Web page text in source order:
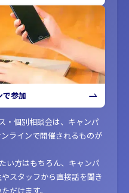
で参加
・個別相談会は、キャンパ
ラインで開催されるものが
い方はもちろん、キャンパ
スタッフから直接話を聞き
だけます。